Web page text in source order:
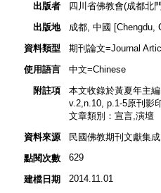
出版者
四川省佛教會(成都北
出版地
成都, 中國 [Chengdu,
資料類型
期刊論文=Journal
使用語言
中文=Chinese
附註項
本文收錄於黃夏年主
v.2,n.10, p.1-5原刊影
文章類別：宣言,演壇
資料來源
民國佛教期刊文獻集
點閱次數
629
建檔日期 2014.11.01